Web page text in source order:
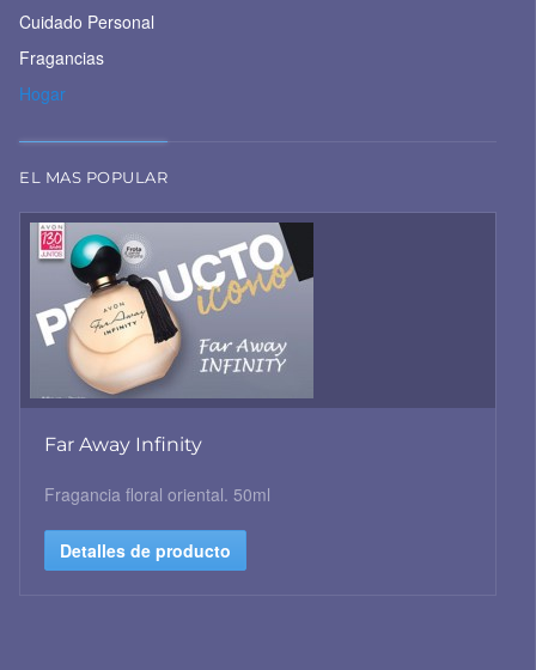
Cuidado Personal
Fragancias
Hogar
EL MAS POPULAR
Far Away Infinity
Fragancia floral oriental. 50ml
Detalles de producto